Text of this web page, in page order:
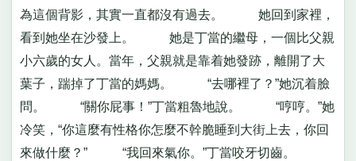
為這個背影，其實一直都沒有過去。 她回到家裡，
看到她坐在沙發上。 她是丁當的繼母，一個比父親
小六歲的女人。當年，父親就是靠着她發跡，離開了大
葉子，踹掉了丁當的媽媽。 “去哪裡了？”她沉着臉
問。 “關你屁事！”丁當粗魯地說。 “哼哼。”她
冷笑，“你這麼有性格你怎麼不幹脆睡到大街上去，你回
來做什麼？” “我回來氣你。”丁當咬牙切齒。